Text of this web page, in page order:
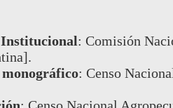
: Comisión
: Censo